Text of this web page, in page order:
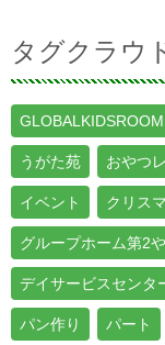
タグクラウ
うがた苑 おやつ
イベント クリス
グループホーム第2
デイサービスセンタ
パン作り パート